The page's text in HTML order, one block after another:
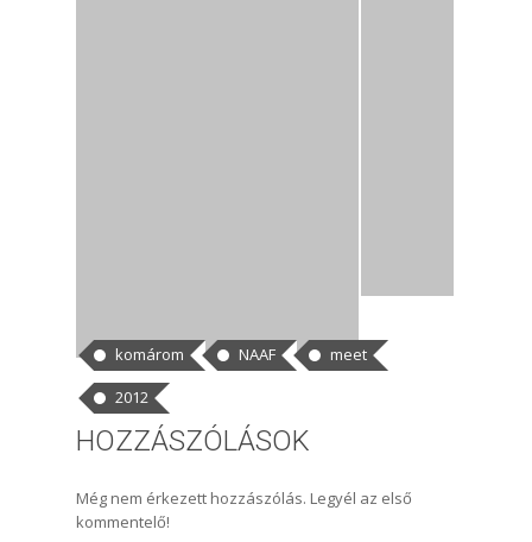
komárom NAAF
meet
2012
HOZZÁSZÓLÁSOK
Még nem érkezett hozzászólás. Legyél az első
kommentelő!